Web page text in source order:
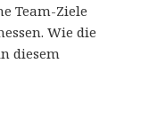
Team-Ziele
Wie die
diesem